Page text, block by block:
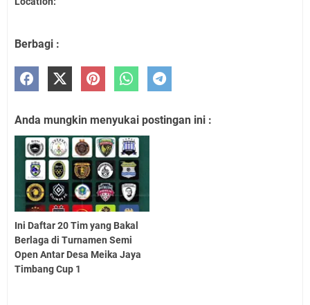
Berbagi :
Anda mungkin menyukai postingan ini :
Ini Daftar 20 Tim yang Bakal
Berlaga di Turnamen Semi
Open Antar Desa Meika Jaya
Timbang Cup 1